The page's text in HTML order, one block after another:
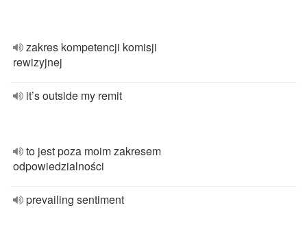
zakres kompetencji komisji
rewizyjnej
it’s outside my remit
to jest poza moim zakresem
odpowiedzialności
prevailing sentiment